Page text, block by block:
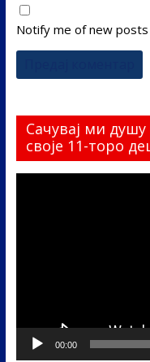
Notify me of new posts
Сачувај ми
своје 11-торо
00:00